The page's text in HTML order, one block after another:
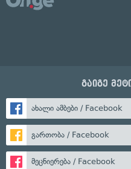
გაიგე
ახალი ამბები / Facebook
გართობა / Facebook
მეცნიერება / Facebook